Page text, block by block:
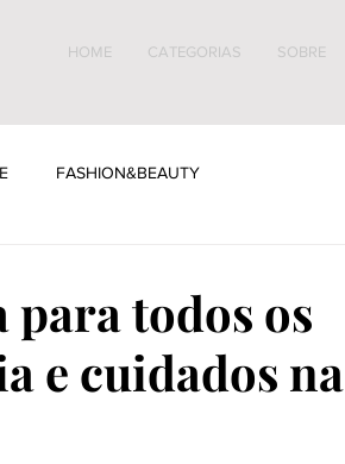
HOME CATEGORIAS SOBRE
FASHION&BEAUTY
para todos os
e cuidados na